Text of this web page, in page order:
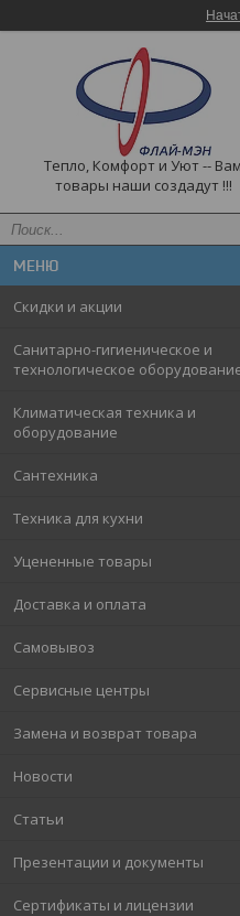
Тепло, Комфорт и Уют -- Вам
товары наши создадут !!!
Скидки и акции
Санитарно-гигиеническое и
технологическое
Климатическая техника и
оборудование
Cантехника
Техника для кухни
Уцененные товары
Доставка и оплата
Самовывоз
Сервисные центры
Замена и возврат товара
Новости
Статьи
Презентации и документы
Сертификаты и лицензии